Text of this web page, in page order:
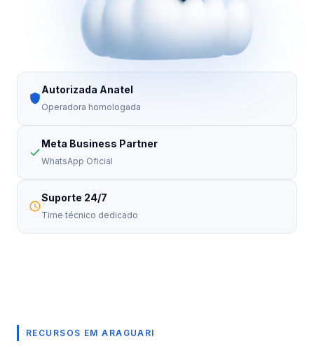
Autorizada Anatel
Operadora homologada
Meta Business Partner
WhatsApp Oficial
Suporte 24/7
Time técnico dedicado
RECURSOS EM ARAGUARI